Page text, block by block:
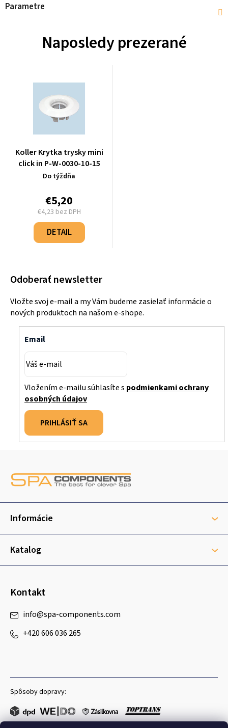
Parametre
Naposledy prezerané
Koller Krytka trysky mini
click in P-W-0030-10-15
Do týždňa
€5,20
€4,23 bez DPH
Jednotková
cena:
DETAIL
Odoberať newsletter
Vložte svoj e-mail a my Vám budeme zasielať informácie o
nových produktoch na našom e-shope.
Email
Vložením e-mailu súhlasíte s podmienkami ochrany
osobných údajov
PRIHLÁSIŤ SA
ä
i
Informácie
Katalog
Kontakt
info@spa-components.com
+420 606 036 265
Spôsoby dopravy: